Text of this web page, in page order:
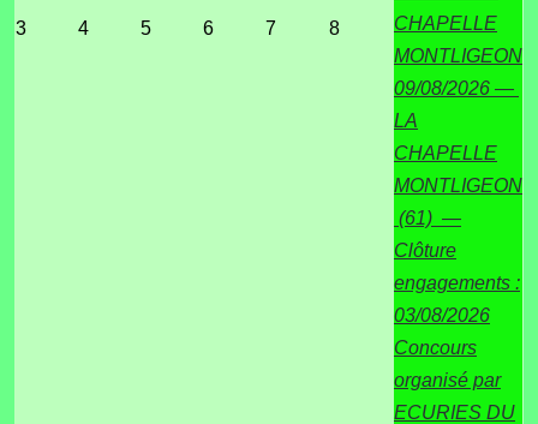
3 4 5 6 7 8
CHAPELLE
MONTLIGEON
09/08/2026 —
LA
CHAPELLE
MONTLIGEON
(61) —
Clôture
engagements :
03/08/2026
Concours
organisé par
ECURIES DU